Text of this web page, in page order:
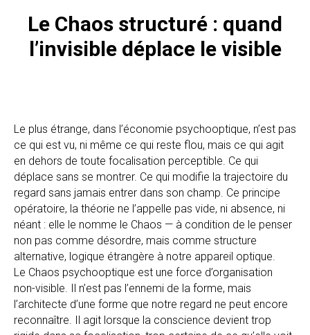
Le Chaos structuré : quand
l’invisible déplace le visible
Le plus étrange, dans l’économie psychooptique, n’est pas
ce qui est vu, ni même ce qui reste flou, mais ce qui agit
en dehors de toute focalisation perceptible. Ce qui
déplace sans se montrer. Ce qui modifie la trajectoire du
regard sans jamais entrer dans son champ. Ce principe
opératoire, la théorie ne l’appelle pas vide, ni absence, ni
néant : elle le nomme le Chaos — à condition de le penser
non pas comme désordre, mais comme structure
alternative, logique étrangère à notre appareil optique.
Le Chaos psychooptique est une force d’organisation
non-visible. Il n’est pas l’ennemi de la forme, mais
l’architecte d’une forme que notre regard ne peut encore
reconnaître. Il agit lorsque la conscience devient trop